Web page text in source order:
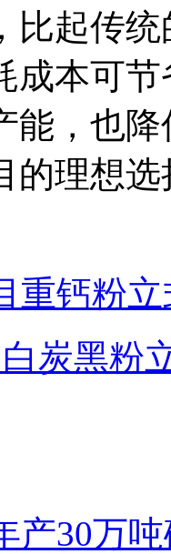
比起传
成本可
能，也
的理想选
重钙粉
炭黑粉
产30万